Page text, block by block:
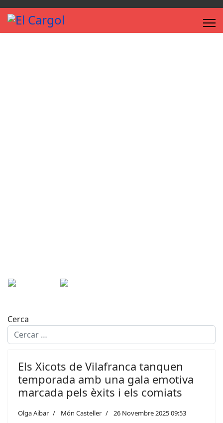
Cerca
Els Xicots de Vilafranca tanquen
temporada amb una gala emotiva
marcada pels èxits i els comiats
Olga Aibar Món Casteller 26 Novembre 2025 09:53